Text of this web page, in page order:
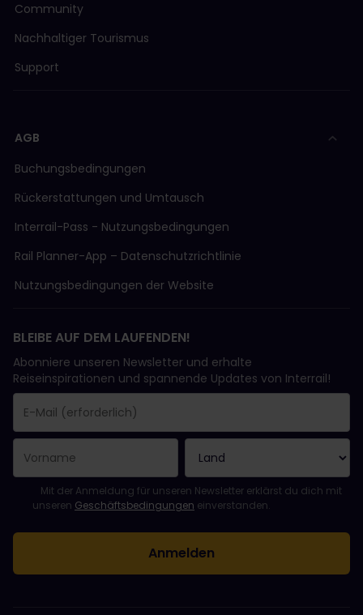
Community
Nachhaltiger Tourismus
Support
AGB
Buchungsbedingungen
Rückerstattungen und Umtausch
Interrail-Pass - Nutzungsbedingungen
Rail Planner-App – Datenschutzrichtlinie
Nutzungsbedingungen der Website
BLEIBE AUF DEM LAUFENDEN!
Abonniere unseren Newsletter und erhalte
Reiseinspirationen und spannende Updates von Interrail!
Sie haben sich erfolgreich angemeldet.
Das Feld „E-Mail-Adresse“ ist ein Pflichtfeld!
Diese E-Mail-Adresse ist ungültig!
Beim Abonnieren des Newsletters ist ein Fehler aufgetreten.
Du hast diesen Newsletter bereits abonniert!
Bitte stimme den Allgemeinen Geschäftsbedingungen zu, um
Mit der Anmeldung für unseren Newsletter erklärst du dich mit
unseren Geschäftsbedingungen einverstanden.